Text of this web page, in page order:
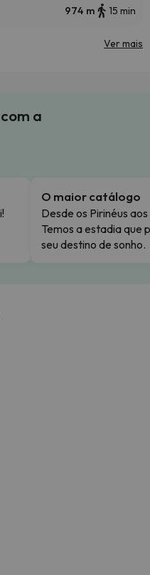
974 m 15 min
Ver mais
a
O maior catálogo
Desde os Pirinéus
Temos a estadia que
seu destino de sonho.